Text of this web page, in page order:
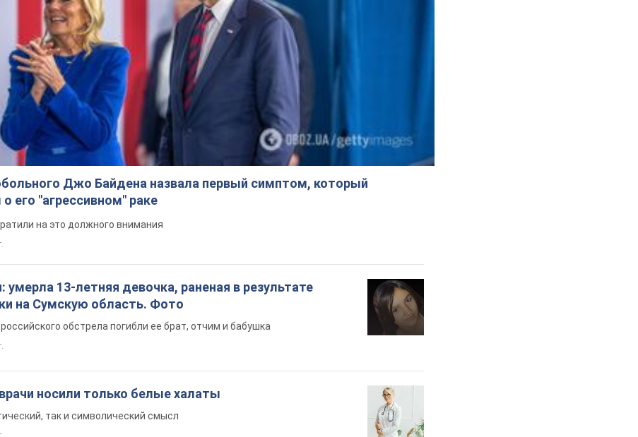
Джо Байдена назвала первый симптом, который
о его "агрессивном" раке
на это должного внимания
умерла 13-летняя девочка, раненая в результате
на Сумскую область. Фото
обстрела погибли ее брат, отчим и бабушка
носили только белые халаты
так и символический смысл